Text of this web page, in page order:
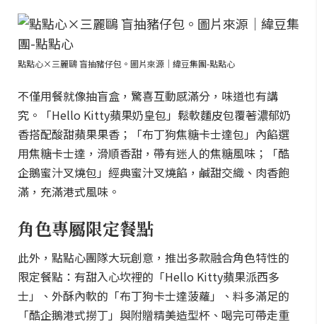
點點心×三麗鷗 盲抽豬仔包。圖片來源｜緯豆集團-點點心
不僅用餐就像抽盲盒，驚喜互動感滿分，味道也有講
究。「Hello Kitty蘋果奶皇包」鬆軟麵皮包覆著濃郁奶
香搭配酸甜蘋果果香；「布丁狗焦糖卡士達包」內餡選
用焦糖卡士達，滑順香甜，帶有迷人的焦糖風味；「酷
企鵝蜜汁叉燒包」經典蜜汁叉燒餡，鹹甜交織、肉香飽
滿，充滿港式風味。
角色專屬限定餐點
此外，點點心團隊大玩創意，推出多款融合角色特性的
限定餐點：有甜入心坎裡的「Hello Kitty蘋果派西多
士」、外酥內軟的「布丁狗卡士達菠蘿」、料多滿足的
「酷企鵝港式撈丁」與附贈精美造型杯、喝完可帶走重